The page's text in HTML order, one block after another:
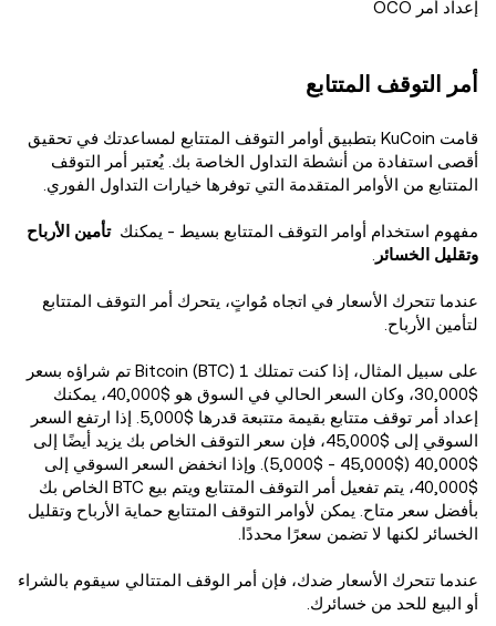
إعداد أمر OCO
أمر التوقف المتتابع
قامت KuCoin بتطبيق أوامر التوقف المتتابع لمساعدتك في تحقيق
أقصى استفادة من أنشطة التداول الخاصة بك. يُعتبر أمر التوقف
المتتابع من الأوامر المتقدمة التي توفرها خيارات التداول الفوري.
مفهوم استخدام أوامر التوقف المتتابع بسيط - يمكنك تأمين الأرباح
وتقليل الخسائر
عندما تتحرك الأسعار في اتجاه مُواتٍ، يتحرك أمر التوقف المتتابع
لتأمين الأرباح.
على سبيل المثال، إذا كنت تمتلك 1 Bitcoin (BTC) تم شراؤه بسعر
$30,000، وكان السعر الحالي في السوق هو $40,000، يمكنك
إعداد أمر توقف متتابع بقيمة متتبعة قدرها $5,000. إذا ارتفع السعر
السوقي إلى $45,000، فإن سعر التوقف الخاص بك يزيد أيضًا إلى
$40,000 ($45,000 - $5,000). وإذا انخفض السعر السوقي إلى
$40,000، يتم تفعيل أمر التوقف المتتابع ويتم بيع BTC الخاص بك
بأفضل سعر متاح. يمكن لأوامر التوقف المتتابع حماية الأرباح وتقليل
الخسائر لكنها لا تضمن سعرًا محددًا.
عندما تتحرك الأسعار ضدك، فإن أمر الوقف المتتالي سيقوم بالشراء
أو البيع للحد من خسائرك.